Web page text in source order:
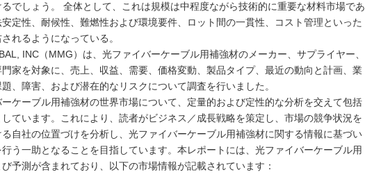
でしょう。 全体として、これは規模は中程度ながら技術的に重要な材料市場であ
定性、耐候性、難燃性および環境要件、ロット間の一貫性、コスト管理といった
れるようになっている。
INC（MMG）は、光ファイバーケーブル用補強材のメーカー、サプライヤー、
家を対象に、売上、収益、需要、価格変動、製品タイプ、最近の動向と計画、業
、障害、および潜在的なリスクについて調査を行いました。
ケーブル用補強材の世界市場について、定量的および定性的な分析を交えて包括
ています。これにより、読者がビジネス／成長戦略を策定し、市場の競争状況を
自社の位置づけを分析し、光ファイバーケーブル用補強材に関する情報に基づい
う一助となることを目指しています。本レポートには、光ファイバーケーブル用
予測が含まれており、以下の市場情報が記載されています：